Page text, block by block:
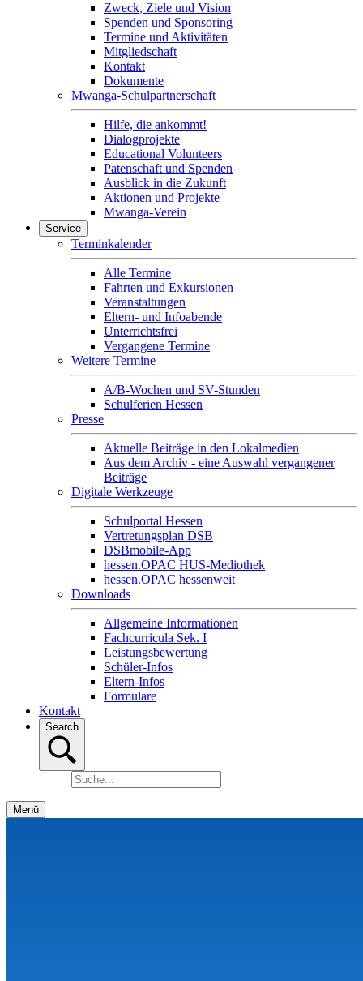
Zweck, Ziele und Vision
Spenden und Sponsoring
Termine und Aktivitäten
Mitgliedschaft
Kontakt
Dokumente
Mwanga-Schulpartnerschaft
Hilfe, die ankommt!
Dialogprojekte
Educational Volunteers
Patenschaft und Spenden
Ausblick in die Zukunft
Aktionen und Projekte
Mwanga-Verein
Service
Terminkalender
Alle Termine
Fahrten und Exkursionen
Veranstaltungen
Eltern- und Infoabende
Unterrichtsfrei
Vergangene Termine
Weitere Termine
A/B-Wochen und SV-Stunden
Schulferien Hessen
Presse
Aktuelle Beiträge in den Lokalmedien
Aus dem Archiv - eine Auswahl vergangener
Beiträge
Digitale Werkzeuge
Schulportal Hessen
Vertretungsplan DSB
DSBmobile-App
hessen.OPAC HUS-Mediothek
hessen.OPAC hessenweit
Downloads
Allgemeine Informationen
Fachcurricula Sek. I
Leistungsbewertung
Schüler-Infos
Eltern-Infos
Formulare
Kontakt
Search
Menü